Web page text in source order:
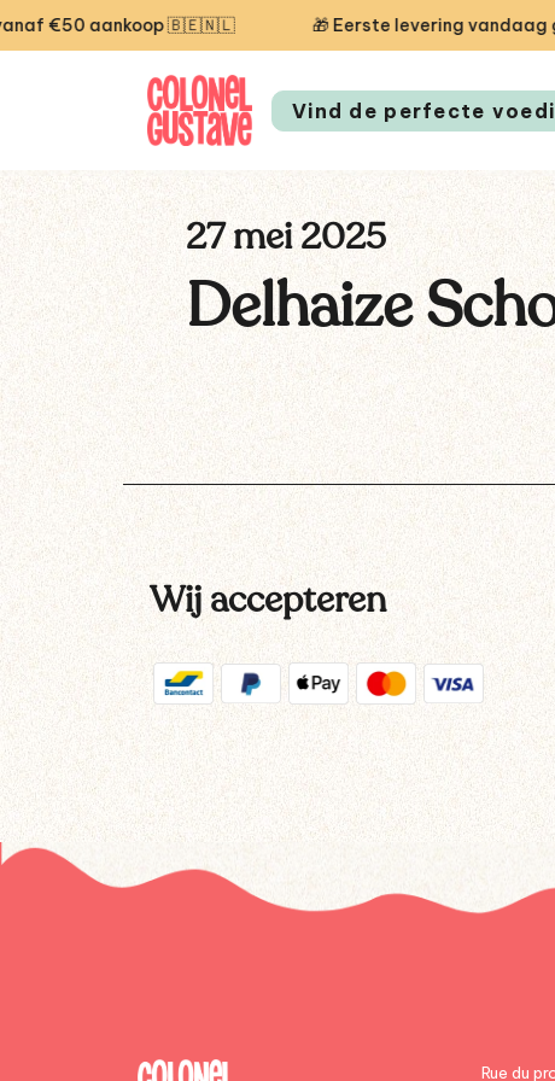
€50 aankoop 🇧🇪🇳🇱 🎁 Eerste levering vandaag
Vind de perfecte
27 mei 2025
Delhaize
Wij accepteren
Rue du